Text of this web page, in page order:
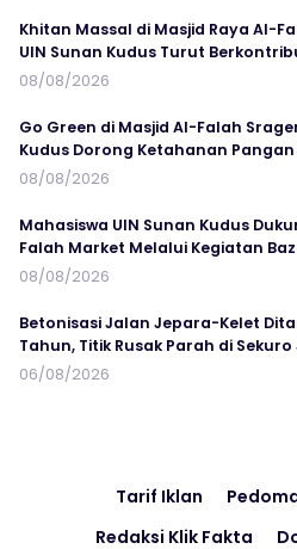
Khitan Massal di Masjid Raya Al-
UIN Sunan Kudus Turut
08/08/2026
Go Green di Masjid Al-Falah
Kudus Dorong Ketahanan Pangan
08/08/2026
Mahasiswa UIN Sunan Kudus
Falah Market Melalui Kegiatan
08/08/2026
Betonisasi Jalan Jepara-Kelet
Tahun, Titik Rusak Parah di
06/08/2026
Tarif Iklan
Redaksi Klik Fakta